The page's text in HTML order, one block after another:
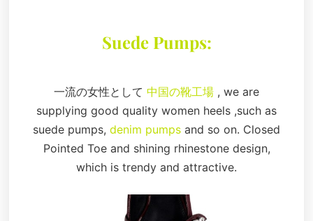
Suede Pumps:
一流の女性として 中国の靴工場 , we are
supplying good quality women heels ,such as
suede pumps, denim pumps and so on. Closed
Pointed Toe and shining rhinestone design,
which is trendy and attractive.